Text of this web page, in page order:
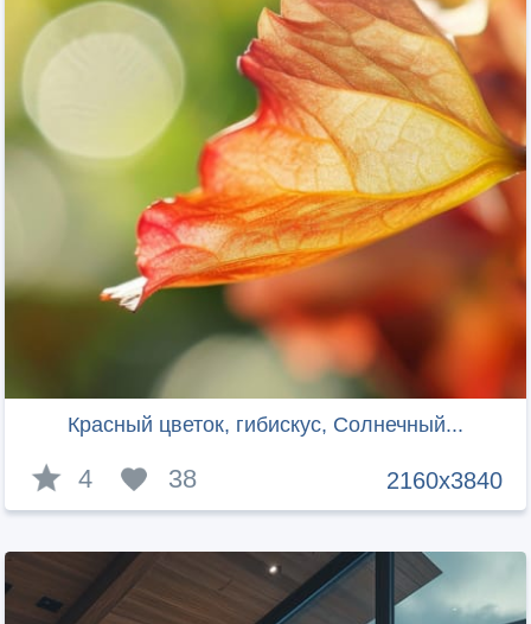
Красный цветок, гибискус, Солнечный...
2160x3840
4 38